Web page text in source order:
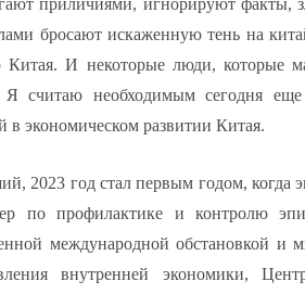
приличиями, игнорируют факты,
бросают искаженную тень на
Китая. И некоторые люди, которые
Я считаю необходимым сегодня еще
в экономическом развитии Китая.
2023 год стал первым годом, когда
по профилактике и контролю
международной обстановкой и
внутренней экономики,